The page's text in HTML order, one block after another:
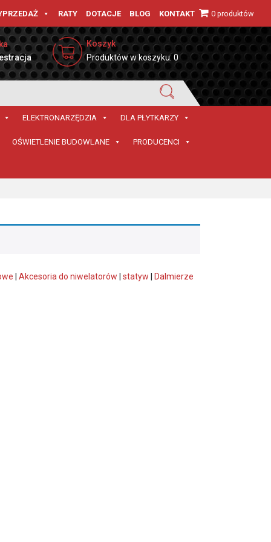
RATY DOTACJE BLOG KONTAKT 0 produktów
Koszyk
Produktów w koszyku: 0
ELEKTRONARZĘDZIA DLA PŁYTKARZY
OŚWIETLENIE BUDOWLANE PRODUCENCI
| Akcesoria do niwelatorów | statyw | Dalmierze